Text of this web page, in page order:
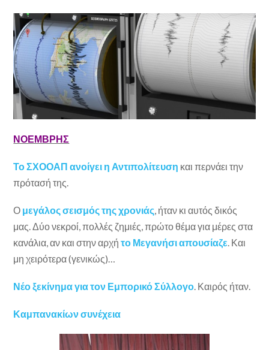
ΝΟΕΜΒΡΗΣ
Το ΣΧΟΟΑΠ ανοίγει η Αντιπολίτευση και περνάει την
πρότασή της.
Ο μεγάλος σεισμός της χρονιάς, ήταν κι αυτός δικός
μας. Δύο νεκροί, πολλές ζημιές, πρώτο θέμα για μέρες στα
κανάλια, αν και στην αρχήτο Μεγανήσι απουσίαζε. Και
μη χειρότερα (γενικώς)…
Νέο ξεκίνημα για τον Εμπορικό Σύλλογο. Καιρός ήταν.
Καμπανακίων συνέχεια